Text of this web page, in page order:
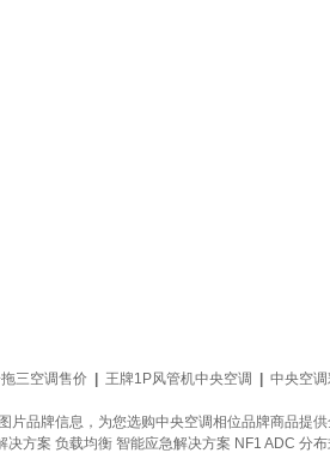
三空调售价 王牌1P风管机中央空调 中央空
品牌信息，为您选购中央空调相位品牌商品提
决方案 负载均衡 智能应急解决方案 NF1 ADC 分